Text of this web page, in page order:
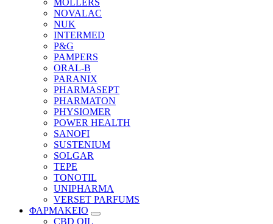
NOVALAC
NUK
INTERMED
P&G
PAMPERS
ORAL-B
PARANIX
PHARMASEPT
PHARMATON
PHYSIOMER
POWER HEALTH
SANOFI
SUSTENIUM
SOLGAR
TEPE
TONOTIL
UNIPHARMA
VERSET PARFUMS
ΦΑΡΜΑΚΕΙΟ
CBD OIL